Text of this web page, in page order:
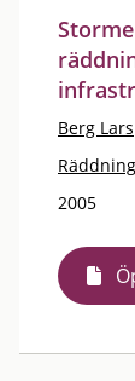
Berg Lars
2005